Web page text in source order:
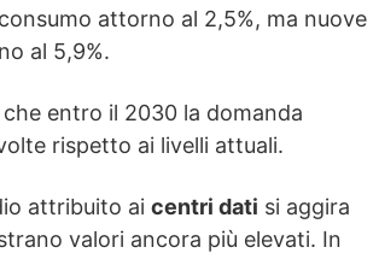
attorno al 2,5%, ma nuove
al 5,9%.
entro il 2030 la domanda
rispetto ai livelli attuali.
attribuito ai centri dati si aggira
valori ancora più elevati. In